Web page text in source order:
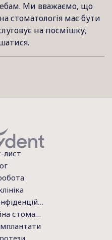
Ми вважаємо, що
стоматологія має бути
на посмішку,
лист
Політика конфіденційності
Реставраційна стоматологія